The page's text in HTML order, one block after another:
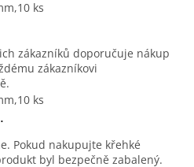
zákazníků doporučuje nákup
zákazníkovi
Pokud nakupujte křehké
byl bezpečně zabalený.